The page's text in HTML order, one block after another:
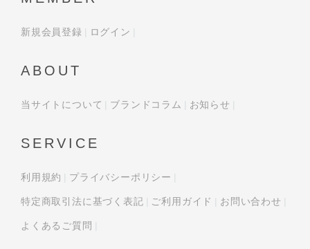
新規会員登録 ログイン
ABOUT
当サイトについて ブランドコラム お知らせ
SERVICE
利用規約 プライバシーポリシー
特定商取引法に基づく表記 ご利用ガイド お問い合わせ
よくあるご質問